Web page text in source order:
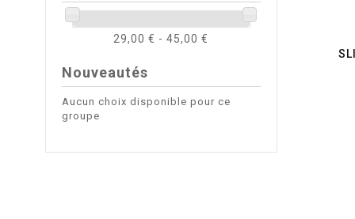
29,00 € - 45,00 €
Nouveautés
Aucun choix disponible pour ce
groupe